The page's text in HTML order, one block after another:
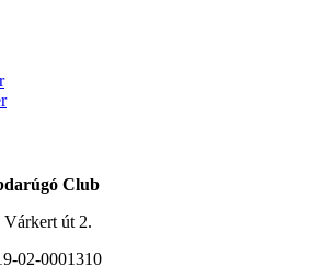
Club
Várkert út 2.
02-0001310